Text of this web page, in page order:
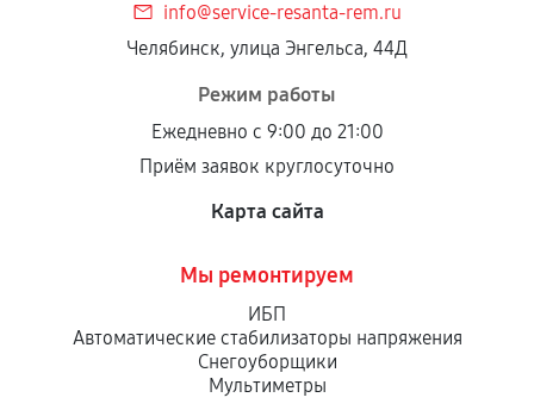
info@service-resanta-rem.ru
Челябинск, улица Энгельса, 44Д
Режим работы
Ежедневно с 9:00 до 21:00
Приём заявок круглосуточно
Карта сайта
Мы ремонтируем
ИБП
Автоматические стабилизаторы напряжения
Снегоуборщики
Мультиметры